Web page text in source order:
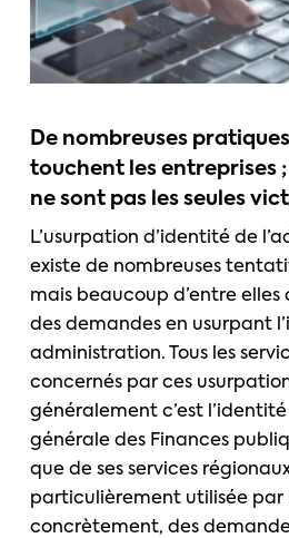
De nombreuses
touchent les entreprises
ne sont pas les seules
L’usurpation d’identité de
existe de nombreuses
mais beaucoup d’entre
des demandes en usurpant
administration. Tous les
concernés par ces
généralement c’est
générale des Finances
que de ses services
particulièrement utilisée par
concrètement, des